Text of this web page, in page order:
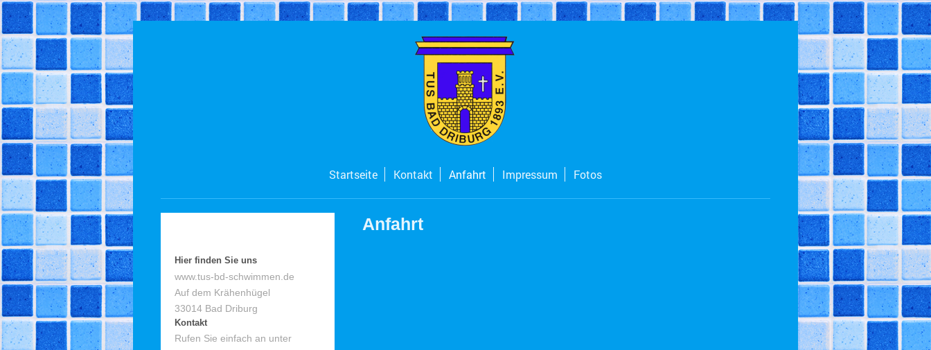
Startseite Kontakt Anfahrt Impressum Fotos
Anfahrt
Hier finden Sie uns
www.tus-bd-schwimmen.de
Auf dem Krähenhügel
33014 Bad Driburg
Kontakt
Rufen Sie einfach an unter